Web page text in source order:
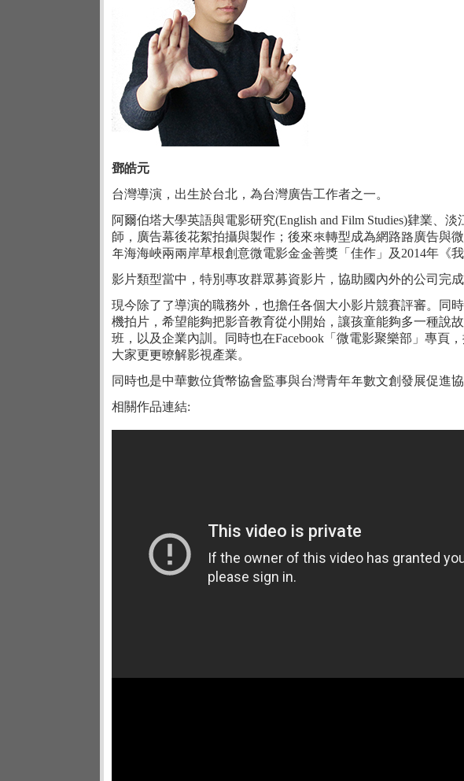
鄧皓元
台灣導演，出生於台北，為台灣廣告工作者之一。
阿爾伯塔大學英語與電影研究(English and Film Studies)肄業、
師，廣告幕後花絮拍攝與製作；後來來轉型成為網路路廣告與
年海海峽兩兩岸草根創意微電影金金善獎「佳作」及2014年《
影片類型當中，特別專攻群眾募資影片，協助國內外的公司完成
現今除了了導演的職務外，也擔任各個大小影片競賽評審。同
機拍片，希望能夠把影音教育從小開始，讓孩童能夠多一種說
班，以及企業內訓。同時也在Facebook「微電影聚樂部」專頁
大家更更暸解影視產業。
同時也是中華數位貨幣協會監事與台灣青年年數文創發展促進協
相關作品連結: